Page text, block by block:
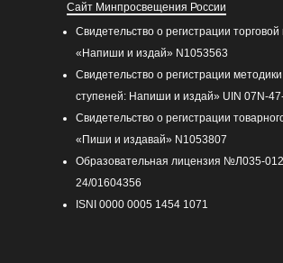
Сайт Минпросвещения России
Свидетельство о регистрации торговой
«Напиши и издай» N1053563
Свидетельство о регистрации
ступеней: Напиши и издай» UIN 07N-
Свидетельство о регистрации
«Пиши и издавай» N1053807
Образовательная лицензия №Л035-
24/01604356
ISNI 0000 0005 1454 1071